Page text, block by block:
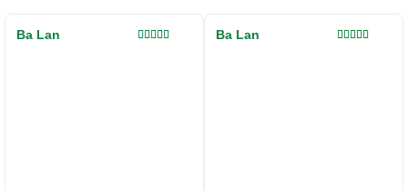
Ba Lan Ba Lan